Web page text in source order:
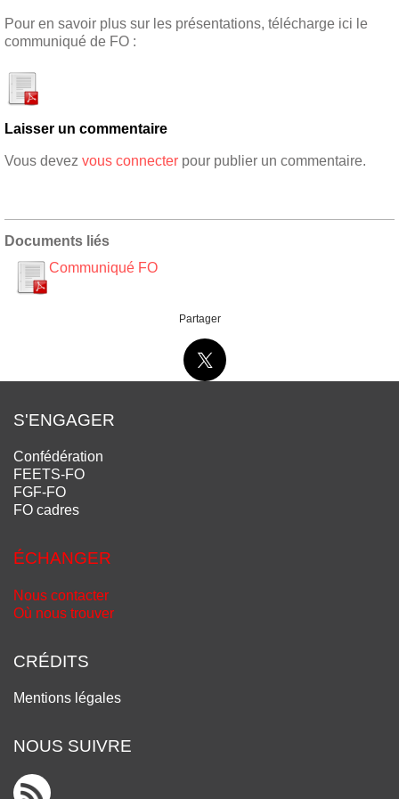
Pour en savoir plus sur les présentations, télécharge ici le
communiqué de FO :
Laisser un commentaire
Vous devez vous connecter pour publier un commentaire.
Documents liés
Communiqué FO
Partager
S'ENGAGER
Confédération
FEETS-FO
FGF-FO
FO cadres
ÉCHANGER
Nous contacter
Où nous trouver
CRÉDITS
Mentions légales
NOUS SUIVRE